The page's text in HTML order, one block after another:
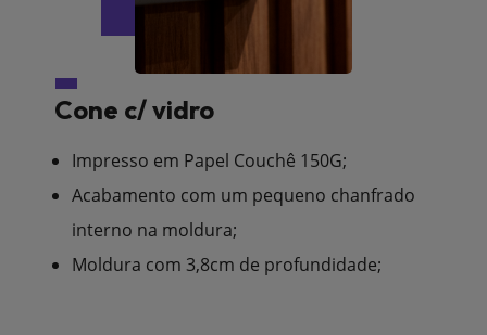
Cone c/ vidro
Impresso em Papel Couchê 150G;
Acabamento com um pequeno chanfrado
interno na moldura;
Moldura com 3,8cm de profundidade;